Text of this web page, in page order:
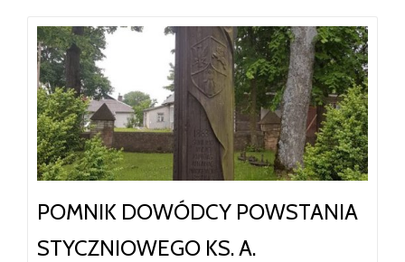
POMNIK DOWÓDCY POWSTANIA
STYCZNIOWEGO KS. A.